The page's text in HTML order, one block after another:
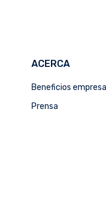
ACERCA
Beneficios
Prensa